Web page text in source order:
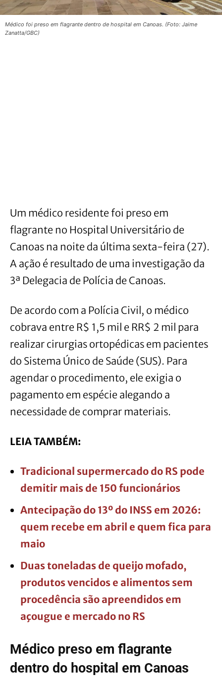
Médico foi preso em flagrante dentro de hospital em Canoas. (Foto: Jaime
Zanatta/GBC)
Um médico residente foi preso em
flagrante no Hospital Universitário de
Canoas na noite da última sexta-feira (27).
A ação é resultado de uma investigação da
3ª Delegacia de Polícia de Canoas.
De acordo com a Polícia Civil, o médico
cobrava entre R$ 1,5 mil e RR$ 2 mil para
realizar cirurgias ortopédicas em pacientes
do Sistema Único de Saúde (SUS). Para
agendar o procedimento, ele exigia o
pagamento em espécie alegando a
necessidade de comprar materiais.
LEIA TAMBÉM:
Tradicional supermercado do RS pode
demitir mais de 150 funcionários
Antecipação do 13º do INSS em 2026:
quem recebe em abril e quem fica para
maio
Duas toneladas de queijo mofado,
produtos vencidos e alimentos sem
procedência são apreendidos em
açougue e mercado no RS
Médico preso em flagrante
dentro do hospital em Canoas